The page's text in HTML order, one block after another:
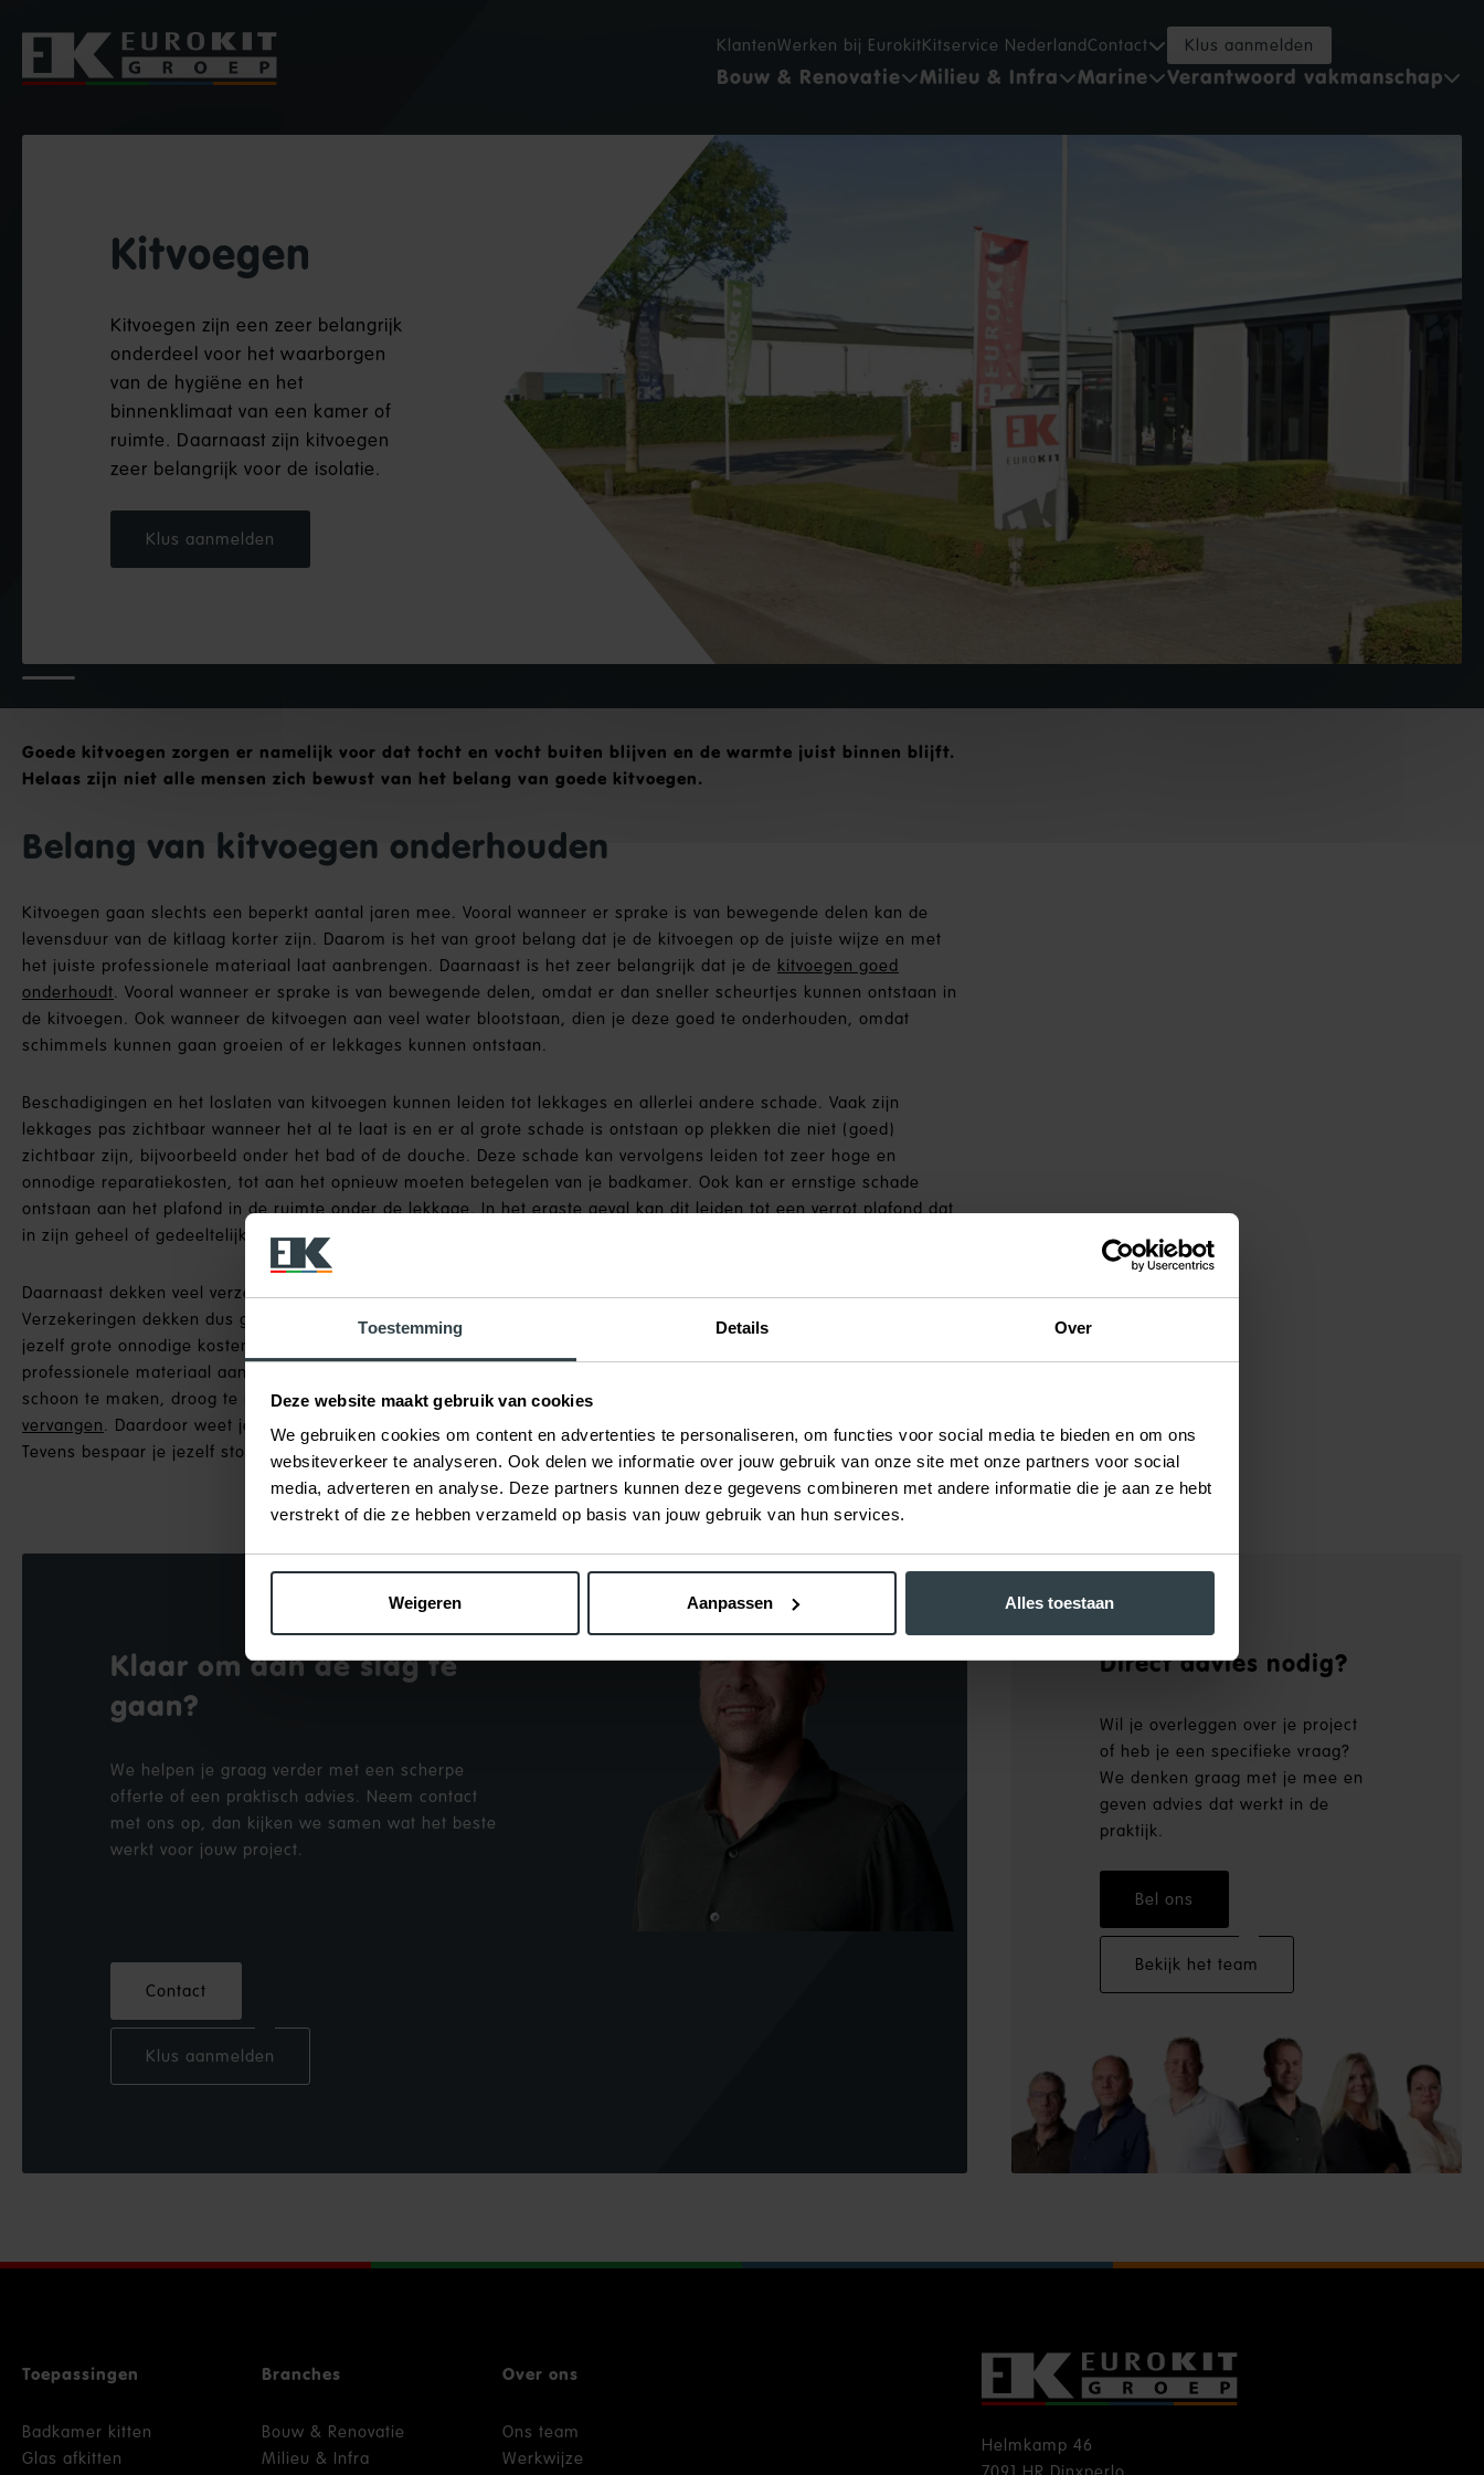
Toestemming Details Over
Deze website maakt gebruik van cookies
We gebruiken cookies om content en advertenties te personaliseren, om functies voor social media te bieden en om ons
websiteverkeer te analyseren. Ook delen we informatie over jouw gebruik van onze site met onze partners voor social
media, adverteren en analyse. Deze partners kunnen deze gegevens combineren met andere informatie die je aan ze hebt
verstrekt of die ze hebben verzameld op basis van jouw gebruik van hun services.
Weigeren Aanpassen Alles toestaan
KlantenWerken bij EurokitKitservice NederlandContact Klus aanmelden
Bouw & Renovatie Milieu & Infra Marine Verantwoord vakmanschap
Kitvoegen
Kitvoegen zijn een zeer belangrijk
onderdeel voor het waarborgen
van de hygiëne en het
binnenklimaat van een kamer of
ruimte. Daarnaast zijn kitvoegen
zeer belangrijk voor de isolatie.
Klus aanmelden
Goede kitvoegen zorgen er namelijk voor dat tocht en vocht buiten blijven en de warmte juist binnen blijft.
Helaas zijn niet alle mensen zich bewust van het belang van goede kitvoegen.
Belang van kitvoegen onderhouden
Kitvoegen gaan slechts een beperkt aantal jaren mee. Vooral wanneer er sprake is van bewegende delen kan de
levensduur van de kitlaag korter zijn. Daarom is het van groot belang dat je de kitvoegen op de juiste wijze en met
het juiste professionele materiaal laat aanbrengen. Daarnaast is het zeer belangrijk dat je de kitvoegen goed
onderhoudt. Vooral wanneer er sprake is van bewegende delen, omdat er dan sneller scheurtjes kunnen ontstaan in
de kitvoegen. Ook wanneer de kitvoegen aan veel water blootstaan, dien je deze goed te onderhouden, omdat
schimmels kunnen gaan groeien of er lekkages kunnen ontstaan.
Beschadigingen en het loslaten van kitvoegen kunnen leiden tot lekkages en allerlei andere schade. Vaak zijn
lekkages pas zichtbaar wanneer het al te laat is en er al grote schade is ontstaan op plekken die niet (goed)
zichtbaar zijn, bijvoorbeeld onder het bad of de douche. Deze schade kan vervolgens leiden tot zeer hoge en
onnodige reparatiekosten, tot aan het opnieuw moeten betegelen van je badkamer. Ook kan er ernstige schade
ontstaan aan het plafond in de ruimte onder de lekkage. In het ergste geval kan dit leiden tot een verrot plafond dat
in zijn geheel of gedeeltelijk moet worden vervangen. Dit soort werkzaamheden kunnen zeer veel geld kosten.
Daarnaast dekken veel verzekeringen geen (gevolg)schade die het gevolg is van slecht onderhouden kitvoegen.
Verzekeringen dekken dus geen schade die wordt veroorzaakt door slecht onderhoud of loslatende kitvoegen. Om
jezelf grote onnodige kosten te besparen is het van groot belang om de kitvoegen op de juiste wijze en met het juiste
professionele materiaal aan te brengen. Vervolgens dien je de kitvoegen goed te onderhouden door ze regelmatig
schoon te maken, droog te maken en te controleren. Daarnaast is het raadzaam om
vervangen. Daardoor weet je zeker dat je kitvoegen niet de oorzaak kunnen zijn van lekkages en andere schade.
Tevens bespaar je jezelf stookkosten, omdat kitvoegen een belangrijk onderdeel zijn van goede isolatie.
Klaar om aan de slag te
gaan?
We helpen je graag verder met een scherpe
offerte of een praktisch advies. Neem contact
met ons op, dan kijken we samen wat het beste
werkt voor jouw project.
Contact
Klus aanmelden
Direct advies nodig?
Wil je overleggen over je project
of heb je een specifieke vraag?
We denken graag met je mee en
geven advies dat werkt in de
praktijk.
Bel ons
Bekijk het team
Toepassingen
Badkamer kitten
Glas afkitten
Branches
Bouw & Renovatie
Milieu & Infra
Over ons
Ons team
Werkwijze
Helmkamp 46